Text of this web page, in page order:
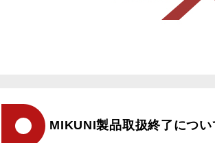
MIKUNI製品取扱終了につい